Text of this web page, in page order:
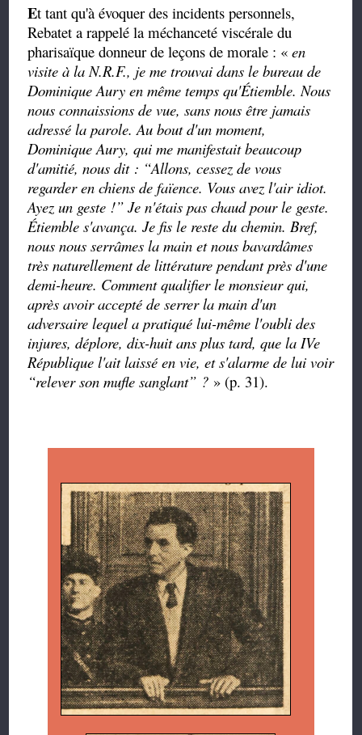
Et tant qu'à évoquer des incidents personnels,
Rebatet a rappelé la méchanceté viscérale du
pharisaïque donneur de leçons de morale : «en
visite à la N.R.F., je me trouvai dans le bureau de
Dominique Aury en même temps qu'Étiemble. Nous
nous connaissions de vue, sans nous être jamais
adressé la parole. Au bout d'un moment,
Dominique Aury, qui me manifestait beaucoup
d'amitié, nous dit : “Allons, cessez de vous
regarder en chiens de faïence. Vous avez l'air idiot.
Ayez un geste !” Je n'étais pas chaud pour le geste.
Étiemble s'avança. Je fis le reste du chemin. Bref,
nous nous serrâmes la main et nous bavardâmes
très naturellement de littérature pendant près d'une
demi-heure. Comment qualifier le monsieur qui,
après avoir accepté de serrer la main d'un
adversaire lequel a pratiqué lui-même l'oubli des
injures, déplore, dix-huit ans plus tard, que la IVe
République l'ait laissé en vie, et s'alarme de lui voir
“relever son mufle sanglant” ? » (p. 31).